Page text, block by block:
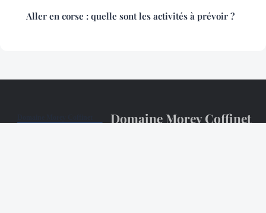
Aller en corse : quelle sont les activités à prévoir ?
Domaine Morey Coffinet